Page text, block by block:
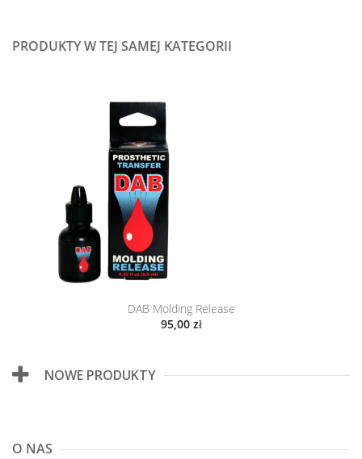
PRODUKTY W TEJ SAMEJ KATEGORII
DAB Molding Release
95,00 zł
NOWE PRODUKTY
O NAS